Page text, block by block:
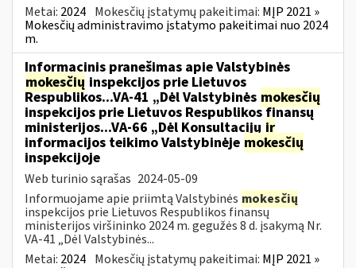
Metai: 2024 Mokesčių įstatymų pakeitimai: MĮP 2021 »
Mokesčių administravimo įstatymo pakeitimai nuo 2024
m.
Informacinis pranešimas apie Valstybinės
mokesčių inspekcijos prie Lietuvos
Respublikos...VA-41 „Dėl Valstybinės mokesčių
inspekcijos prie Lietuvos Respublikos finansų
ministerijos...VA-66 „Dėl Konsultacijų ir
informacijos teikimo Valstybinėje mokesčių
inspekcijoje
Web turinio sąrašas 2024-05-09
Informuojame apie priimtą Valstybinės mokesčių
inspekcijos prie Lietuvos Respublikos finansų
ministerijos viršininko 2024 m. gegužės 8 d. įsakymą Nr.
VA-41 „Dėl Valstybinės...
Metai: 2024 Mokesčių įstatymų pakeitimai: MĮP 2021 »